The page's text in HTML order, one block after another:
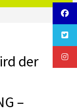
der
–